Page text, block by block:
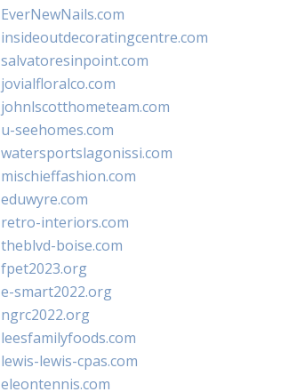
EverNewNails.com
insideoutdecoratingcentre.com
salvatoresinpoint.com
jovialfloralco.com
johnlscotthometeam.com
u-seehomes.com
watersportslagonissi.com
mischieffashion.com
eduwyre.com
retro-interiors.com
theblvd-boise.com
fpet2023.org
e-smart2022.org
ngrc2022.org
leesfamilyfoods.com
lewis-lewis-cpas.com
eleontennis.com